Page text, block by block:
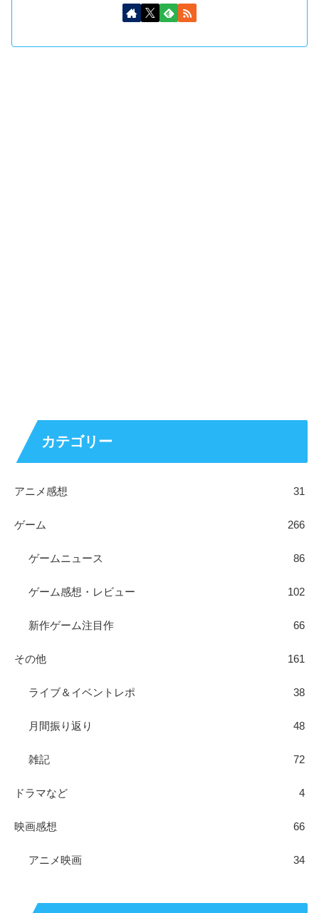
カテゴリー
アニメ感想 31
ゲーム 266
ゲームニュース 86
ゲーム感想・レビュー 102
新作ゲーム注目作 66
その他 161
ライブ＆イベントレポ 38
月間振り返り 48
雑記 72
ドラマなど 4
映画感想 66
アニメ映画 34